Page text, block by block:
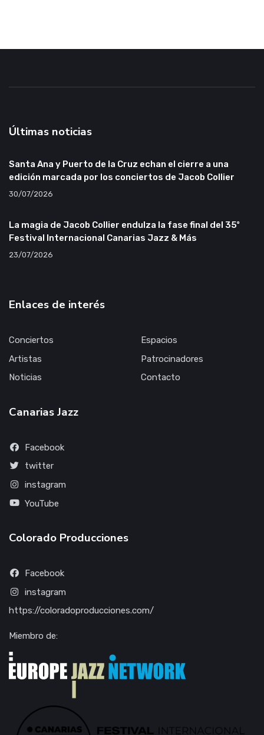
Últimas noticias
Santa Ana y Puerto de la Cruz echan el cierre a una
edición marcada por los conciertos de Jacob Collier
30/07/2026
La magia de Jacob Collier endulza la fase final del 35º
Festival Internacional Canarias Jazz & Más
23/07/2026
Enlaces de interés
Conciertos
Artistas
Noticias
Espacios
Patrocinadores
Contacto
Canarias Jazz
Facebook
twitter
instagram
YouTube
Colorado Producciones
Facebook
instagram
https://coloradoproducciones.com/
Miembro de: